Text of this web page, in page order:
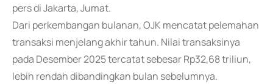
pers di Jakarta, Jumat.
Dari perkembangan bulanan, OJK mencatat pelemahan
transaksi menjelang akhir tahun. Nilai transaksinya
pada Desember 2025 tercatat sebesar Rp32,68 triliun,
lebih rendah dibandingkan bulan sebelumnya.